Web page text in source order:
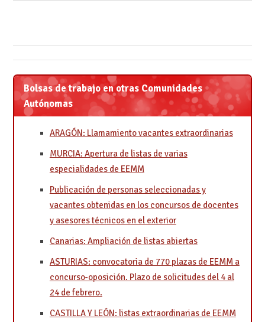
Bolsas de trabajo en otras Comunidades
Autónomas
ARAGÓN: Llamamiento vacantes extraordinarias
MURCIA: Apertura de listas de varias
especialidades de EEMM
Publicación de personas seleccionadas y
vacantes obtenidas en los concursos de docentes
y asesores técnicos en el exterior
Canarias: Ampliación de listas abiertas
ASTURIAS: convocatoria de 770 plazas de EEMM a
concurso-oposición. Plazo de solicitudes del 4 al
24 de febrero.
CASTILLA Y LEÓN: listas extraordinarias de EEMM